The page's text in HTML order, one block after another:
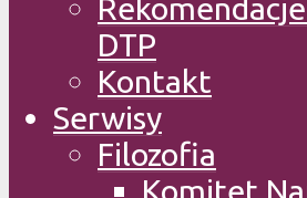
DTP
Kontakt
Serwisy
Filozofia
Komitet